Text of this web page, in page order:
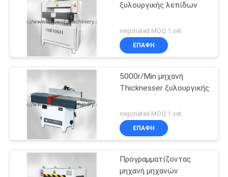
ξυλουργικής λεπίδων
negotiated MOQ:1 set
ΕΠΑΦΉ
5000r/Min μηχανή
Thicknesser ξυλουργικής
negotiated MOQ:1 set
ΕΠΑΦΉ
Προγραμματίζοντας
μηχανή μηχανών